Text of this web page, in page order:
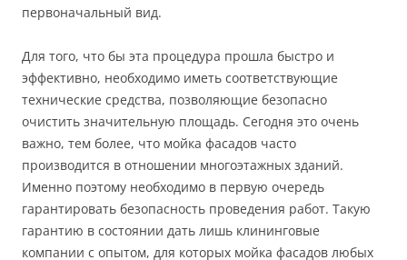
первоначальный вид.
Для того, что бы эта процедура прошла быстро и
эффективно, необходимо иметь соответствующие
технические средства, позволяющие безопасно
очистить значительную площадь. Сегодня это очень
важно, тем более, что мойка фасадов часто
производится в отношении многоэтажных зданий.
Именно поэтому необходимо в первую очередь
гарантировать безопасность проведения работ. Такую
гарантию в состоянии дать лишь клининговые
компании с опытом, для которых мойка фасадов любых